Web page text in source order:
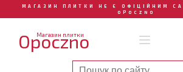
МАГАЗИН ПЛИТКИ НЕ Є ОФІЦІЙНИМ
OPOCZNO
Магазин плитки
Opoczno